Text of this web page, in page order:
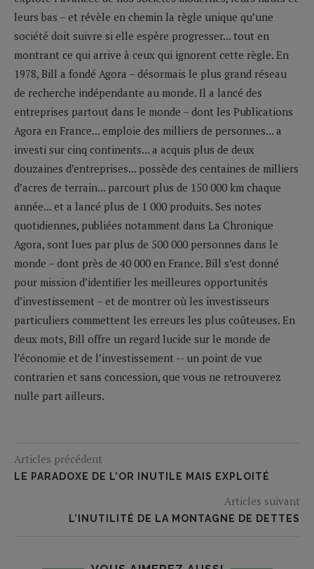
leurs bas – et révèle en chemin la règle unique qu’une
société doit suivre si elle espère progresser... tout en
montrant ce qui arrive à ceux qui ignorent cette règle. En
1978, Bill a fondé Agora – désormais le plus grand réseau
de recherche indépendante au monde. Il a lancé des
entreprises partout dans le monde – dont les Publications
Agora en France... emploie des milliers de personnes... a
investi sur cinq continents... a acquis plus de deux
douzaines d’entreprises... possède des centaines de milliers
d’acres de terrain... parcourt plus de 150 000 km chaque
année... et a lancé plus de 1 000 produits. Ses notes
quotidiennes, publiées notamment dans La Chronique
Agora, sont lues par plus de 500 000 personnes dans le
monde – dont près de 40 000 en France. Bill s’est donné
pour mission d’identifier les meilleures opportunités
d’investissement – et de montrer où les investisseurs
particuliers commettent les erreurs les plus coûteuses. En
deux mots, Bill offre un regard lucide sur le monde de
l’économie et de l’investissement -- un point de vue
contrarien et sans concession, que vous ne retrouverez
nulle part ailleurs.
Articles précédent
LE PARADOXE DE L’OR INUTILE MAIS EXPLOITÉ
Articles suivant
L’INUTILITÉ DE LA MONTAGNE DE DETTES